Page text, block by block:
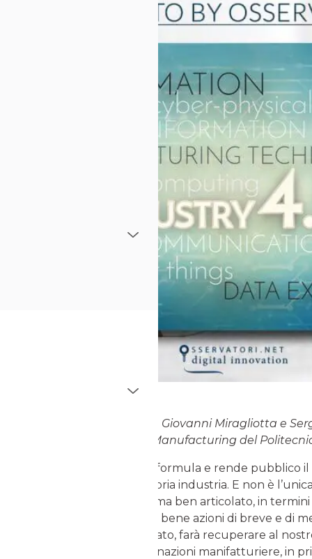
L’analisi di Marco Macchi, Giovanni Miragliotta e
dell’Osservatorio Smart Manufacturing del
Finalmente anche l’Italia formula e rende pubblico
digitalizzazione della propria industria. E non è
sono altre: è un programma ben articolato, in
finanziato, che armonizza bene azioni di breve e di
velocemente implementato, farà recuperare al
ci separa dalle più grandi nazioni manifatturiere, in